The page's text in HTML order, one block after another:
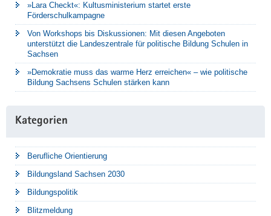
»Lara Checkt«: Kultusministerium startet erste
Förderschulkampagne
Von Workshops bis Diskussionen: Mit diesen Angeboten
unterstützt die Landeszentrale für politische Bildung Schulen in
Sachsen
»Demokratie muss das warme Herz erreichen« – wie politische
Bildung Sachsens Schulen stärken kann
Kategorien
Berufliche Orientierung
Bildungsland Sachsen 2030
Bildungspolitik
Blitzmeldung